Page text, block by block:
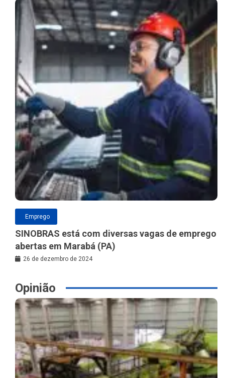
Emprego
SINOBRAS está com diversas vagas de emprego
abertas em Marabá (PA)
26 de dezembro de 2024
Opinião